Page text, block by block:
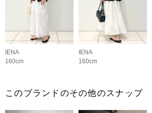
IENA
160cm
IENA
160cm
このブランドのその他のスナップ